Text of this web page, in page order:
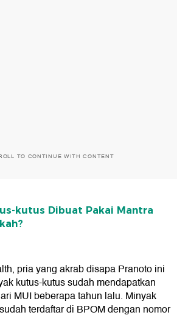
TO CONTINUE WITH CONTENT
kutus Dibuat Pakai Mantra
pria yang akrab disapa Pranoto ini
kutus-kutus sudah mendapatkan
MUI beberapa tahun lalu. Minyak
terdaftar di BPOM dengan nomor